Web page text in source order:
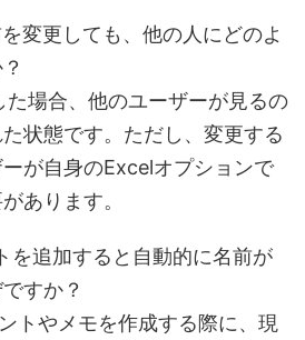
変更しても、他の人にどのよ
た場合、他のユーザーが見るの
状態です。ただし、変更する
が自身のExcelオプションで
あります。
を追加すると自動的に名前が
すか？
トやメモを作成する際に、現